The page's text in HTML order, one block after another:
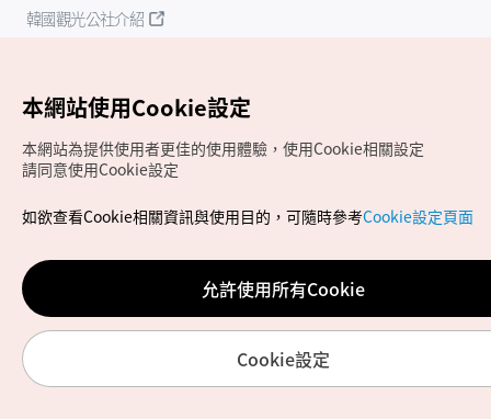
韓國觀光公社介紹
Copyrights (c) 韓國觀光公社版權所有
如有相關疑問或建議，歡迎來信至官方信箱
chinese_big5@knto.or.kr
本網站使用Cookie設定
本網站為提供使用者更佳的使用體驗，使用Cookie相關設定
請同意使用Cookie設定
如欲查看Cookie相關資訊與使用目的，可隨時參考Cookie設定頁面
允許使用所有Cookie
Cookie設定